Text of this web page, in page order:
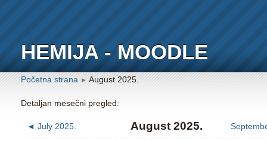
HEMIJA - MOODLE
Početna strana ► August 2025.
Detaljan mesečni pregled:
◄ July 2025. August 2025.